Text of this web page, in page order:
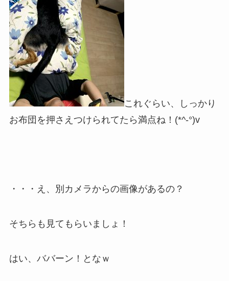
これぐらい、しっかり
お布団を押さえつけられてたら満点ね！(*^-°)v
・・・え、別カメラからの画像があるの？
そちらも見てもらいましょ！
はい、ババーン！となｗ